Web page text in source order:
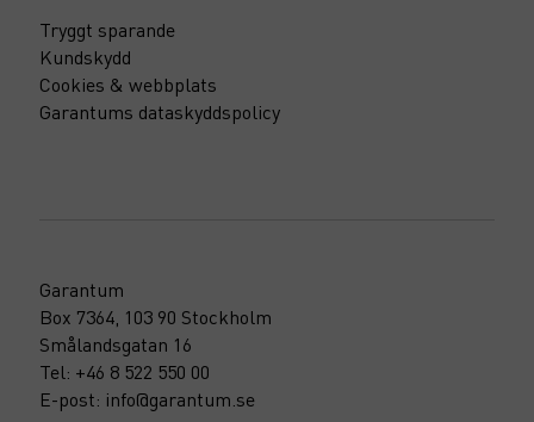
Tryggt sparande
Kundskydd
Cookies & webbplats
Garantums dataskyddspolicy
Garantum
Box 7364, 103 90 Stockholm
Smålandsgatan 16
Tel: +46 8 522 550 00
E-post: info@garantum.se